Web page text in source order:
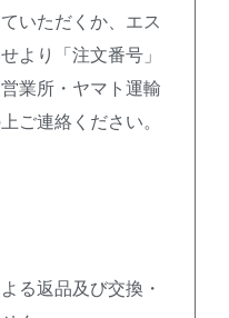
いただくか、エス
より「注文番号」
業所・ヤマト運輸
ご連絡ください。
る返品及び交換・